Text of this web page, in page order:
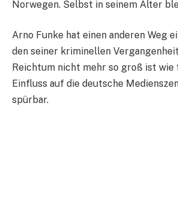
Norwegen. Selbst in seinem Alter
Arno Funke hat einen anderen Weg
den seiner kriminellen
Reichtum nicht mehr so groß ist wie
Einfluss auf die deutsche
spürbar.